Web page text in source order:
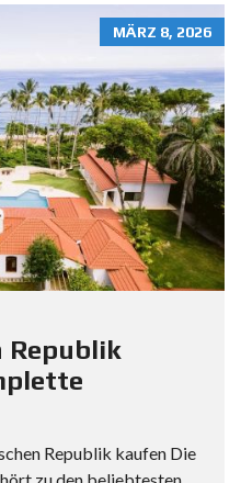
MÄRZ 8, 2026
Republik
Republik kaufen Die